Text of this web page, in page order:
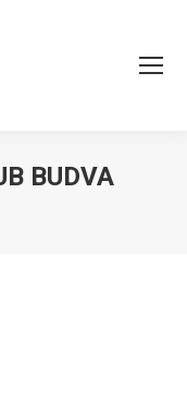
BUDVA